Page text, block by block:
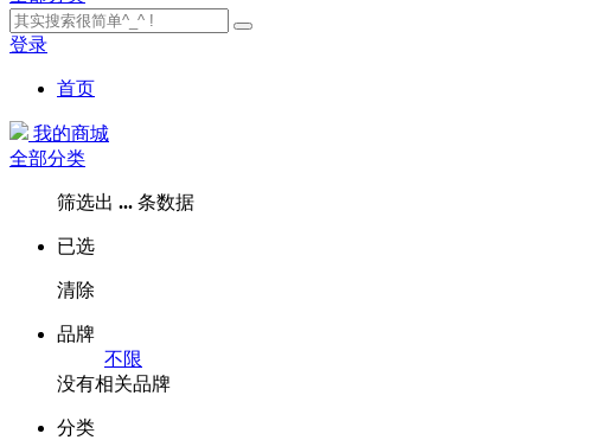
登录
首页
我的商城
全部分类
筛选出 ... 条数据
已选
清除
品牌
不限
没有相关品牌
分类